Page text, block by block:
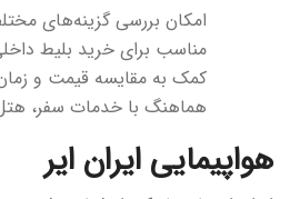
امکان بررسی گزینه‌های
مناسب برای خرید بلیط
کمک به مقایسه قیمت و زمان
هماهنگ با خدمات سفر،
هواپیمایی ایران ایر